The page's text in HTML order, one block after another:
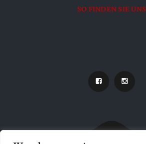
SO FINDEN SIE UNS